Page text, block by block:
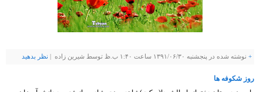
+ نوشته شده در پنجشنبه ۱۳۹۱/۰۶/۳۰ ساعت ۱:۴۰ ب.ظ توسط شيرين زاده | نظر بدهيد
روز شکوفه ها